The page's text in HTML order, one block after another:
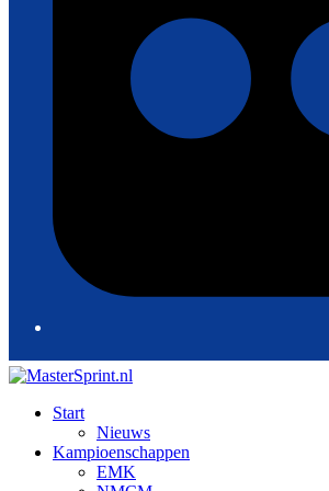
Start
Nieuws
Kampioenschappen
EMK